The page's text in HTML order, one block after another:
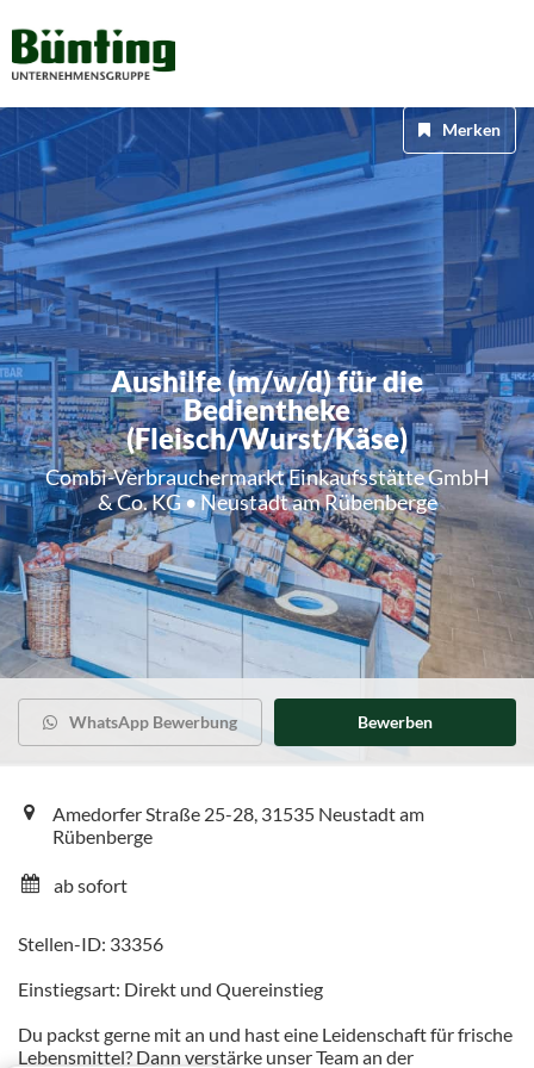
Aushilfe (m/w/d) für die
Bedientheke
(Fleisch/Wurst/Käse)
Combi-Verbrauchermarkt Einkaufsstätte GmbH
& Co. KG • Neustadt am Rübenberge
Merken
WhatsApp Bewerbung Bewerben
Amedorfer Straße 25-28, 31535 Neustadt am
Rübenberge
ab sofort
Stellen-ID: 33356
Einstiegsart: Direkt und Quereinstieg
Du packst gerne mit an und hast eine Leidenschaft für frische
Lebensmittel? Dann verstärke unser Team an der